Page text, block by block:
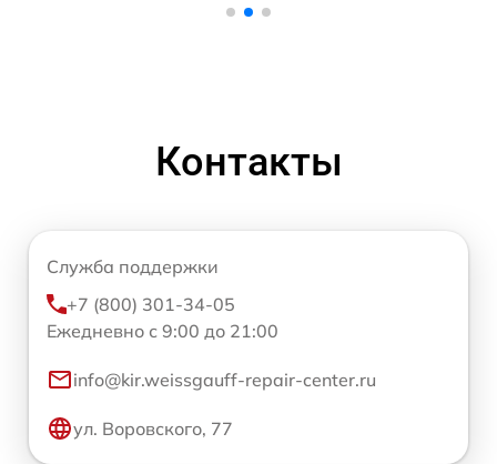
Контакты
Служба поддержки
+7 (800) 301-34-05
Ежедневно с 9:00 до 21:00
info@kir.weissgauff-repair-center.ru
ул. Воровского, 77